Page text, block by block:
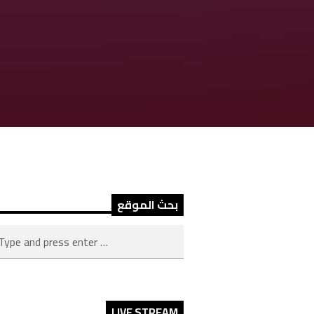
بحث الموقع